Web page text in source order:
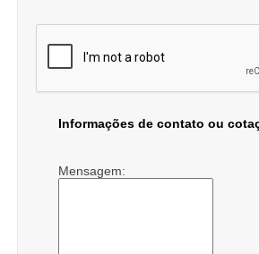
Informações de contato ou
Mensagem: